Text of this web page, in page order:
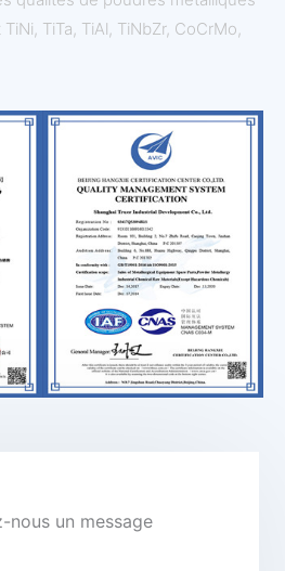
TiTa, TiAl, TiNbZr, CoCrMo,
nous un message